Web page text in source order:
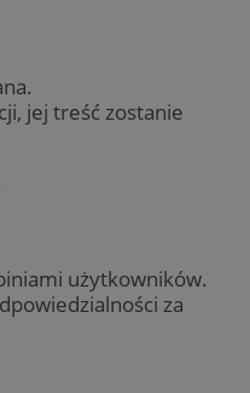
jej treść zostanie
użytkowników.
za